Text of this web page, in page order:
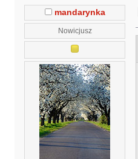
mandarynka
Nowicjusz